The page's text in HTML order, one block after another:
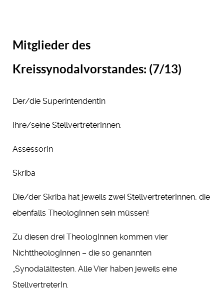
Mitglieder des
Kreissynodalvorstandes: (7/13)
Der/die SuperintendentIn
Ihre/seine StellvertreterInnen:
AssessorIn
Skriba
Die/der Skriba hat jeweils zwei StellvertreterInnen, die
ebenfalls TheologInnen sein müssen!
Zu diesen drei TheologInnen kommen vier
NichttheologInnen – die so genannten
„Synodalältesten. Alle Vier haben jeweils eine
StellvertreterIn.